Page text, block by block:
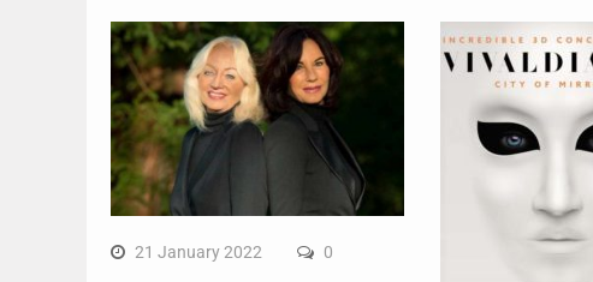
21 January 2022 0